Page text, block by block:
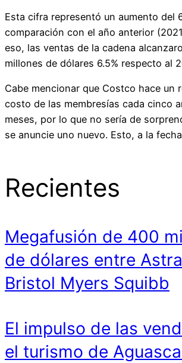
Esta cifra representó un aumento del
comparación con el año anterior
eso, las ventas de la cadena
millones de dólares 6.5% respecto al
Cabe mencionar que Costco hace un
costo de las membresías cada cinco
meses, por lo que no sería de
se anuncie uno nuevo. Esto, a la
Recientes
Megafusión de 400
de dólares entre
Bristol Myers Squibb
El impulso de las
el turismo de